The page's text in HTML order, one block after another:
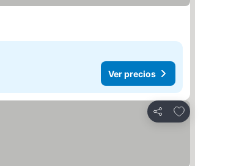
Ver precios
Compartir
Añadir a favoritos